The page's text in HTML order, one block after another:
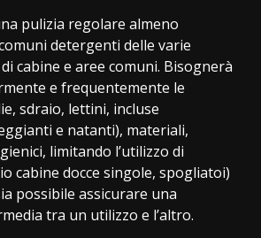
pulizia regolare almeno
detergenti delle varie
cabine e aree comuni. Bisognerà
e frequentemente le
sdraio, lettini, incluse
e natanti), materiali,
limitando l’utilizzo di
cabine docce singole, spogliatoi)
possibile assicurare una
tra un utilizzo e l’altro.